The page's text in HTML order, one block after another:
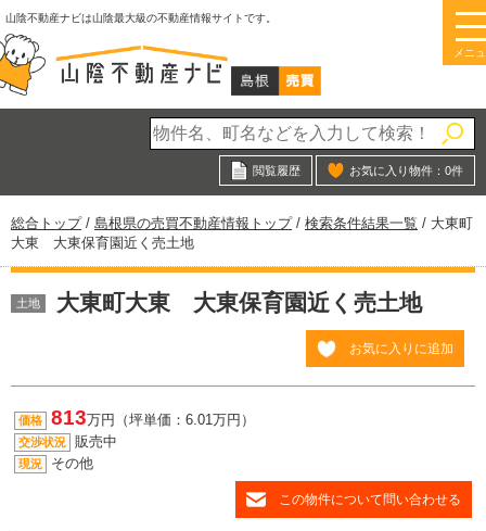
このページの本文へ
山陰不動産ナビは山陰最大級の不動産情報サイトです。
メニ
閲覧履歴 お気に入り物件： 0件
現
在
の
置：
総合トップ/ 島根県の売買不動産情報トップ/ 検索条件結果一覧 / 大東町
大東 大東保育園近く売土地
土地 大東町大東 大東保育園近く売土地
お気に入りに追加
価格 813万円（坪単価：6.01万円）
交渉状況 販売中
現況 その他
この物件について問い合わせる